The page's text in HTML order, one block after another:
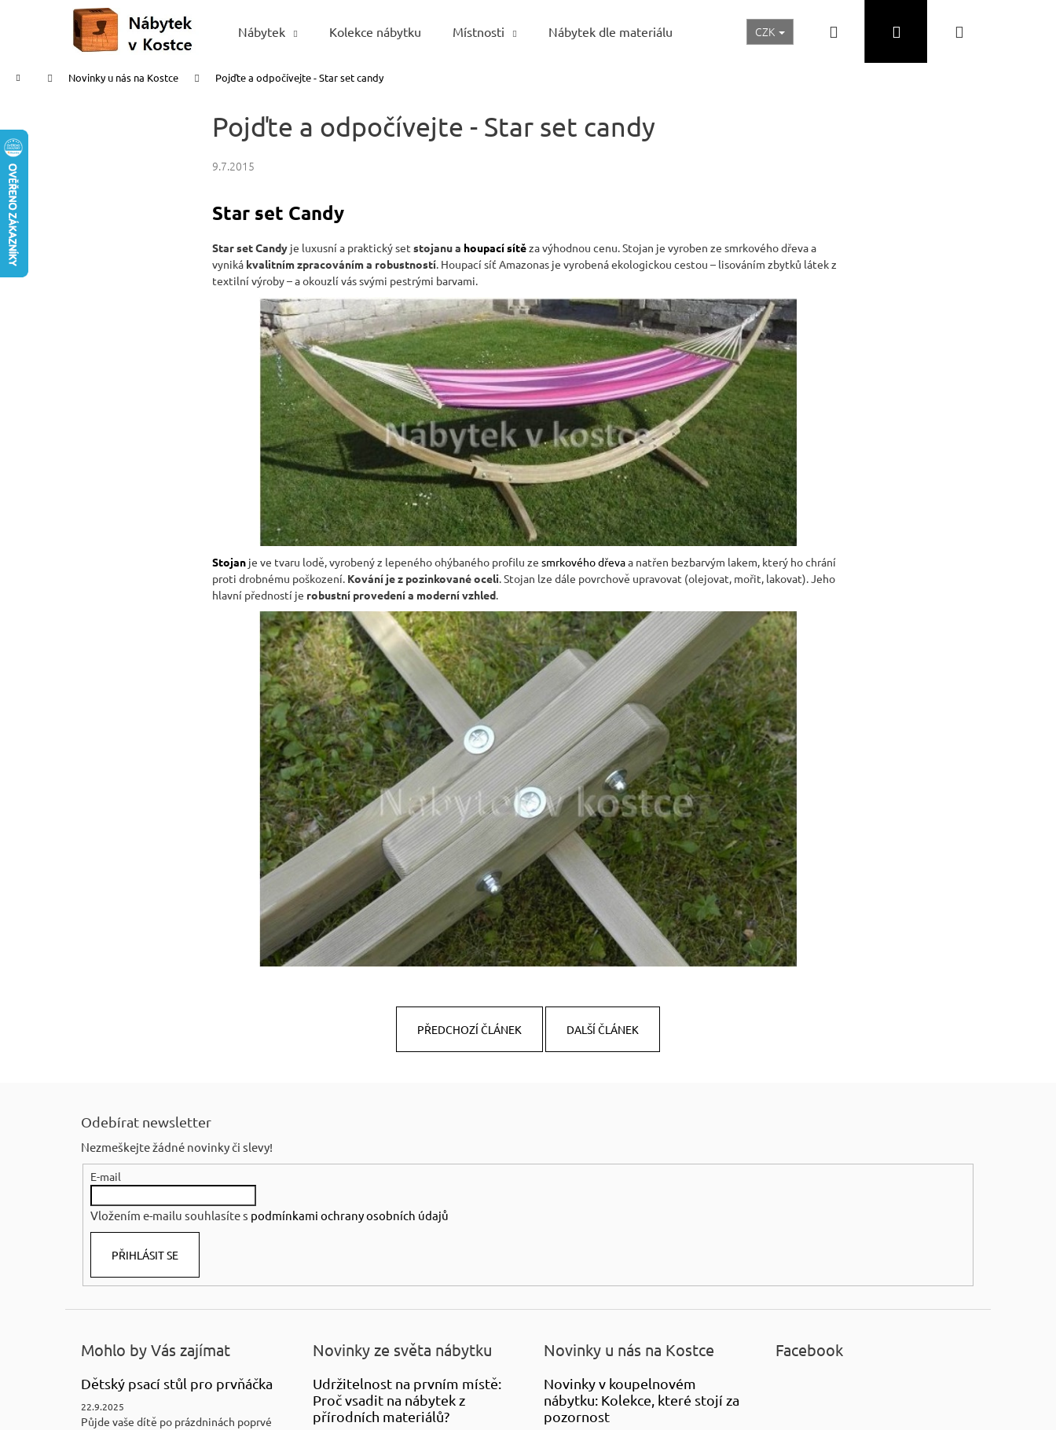
Nábytek Kolekce nábytku Místnosti Nábytek dle materiálu Realizace a inspirace Akční ceny Nábytek Skladem
CZK Přihlášení
Domů Novinky u nás na Kostce Pojďte a odpočívejte - Star set candy
Pojďte a odpočívejte - Star set candy
9.7.2015
Star set Candy
Star set Candy je luxusní a praktický set stojanu a houpací sítěza výhodnou cenu. Stojan je vyroben ze smrkového dřeva a
vyniká kvalitním zpracováním a robustností. Houpací síť Amazonas je vyrobená ekologickou cestou – lisováním zbytků látek z
textilní výroby – a okouzlí vás svými pestrými barvami.
Stojan je ve tvaru lodě, vyrobený z lepeného ohýbaného profilu ze smrkového dřevaa natřen bezbarvým lakem, který ho chrání
proti drobnému poškození. Kování je z pozinkované oceli. Stojan lze dále povrchově upravovat (olejovat, mořit, lakovat). Jeho
hlavní předností je robustní provedení a moderní vzhled.
PŘEDCHOZÍ ČLÁNEK DALŠÍ ČLÁNEK
Zpět
obchodu
Zpět
obchodu
Co potřebujete najít?
RUSTIKÁLNÍ ŽIDLE SWEET HOME SIL25 JÍDELNÍ ŽIDLE MEXICANA SIL25
2 403 Kč
Původně: 2 670 Kč
RUSTIKÁLNÍ LAVICE SWEET HOME
BAX25 S ÚLOŽNÝM PROSTOREM
6 048 Kč
Původně: 6 720 Kč
Odebírat newsletter
Nezmeškejte žádné novinky či slevy!
E-mail
Vložením e-mailu souhlasíte s podmínkami ochrany osobních údajů
PŘIHLÁSIT SE
Mohlo by Vás zajímat
Dětský psací stůl pro prvňáčka
22.9.2025
Půjde vaše dítě po prázdninách poprvé
Novinky ze světa nábytku
Udržitelnost na prvním místě:
Proč vsadit na nábytek z
přírodních materiálů?
Novinky u nás na Kostce
Novinky v koupelnovém
nábytku: Kolekce, které stojí za
pozornost
Facebook